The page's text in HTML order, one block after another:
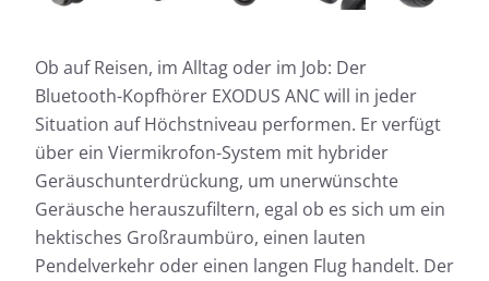
Ob auf Reisen, im Alltag oder im Job: Der
Bluetooth-Kopfhörer EXODUS ANC will in jeder
Situation auf Höchstniveau performen. Er verfügt
über ein Viermikrofon-System mit hybrider
Geräuschunterdrückung, um unerwünschte
Geräusche herauszufiltern, egal ob es sich um ein
hektisches Großraumbüro, einen lauten
Pendelverkehr oder einen langen Flug handelt. Der